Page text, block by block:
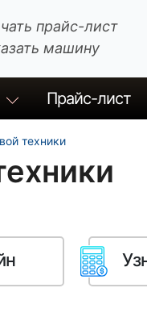
прайс-лист
машину
Прайс-лист
техники